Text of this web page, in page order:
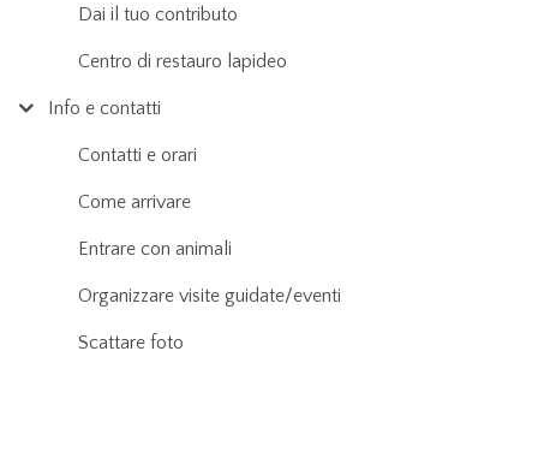
Dai il tuo contributo
Centro di restauro lapideo
Info e contatti
Contatti e orari
Come arrivare
Entrare con animali
Organizzare visite guidate/eventi
Scattare foto